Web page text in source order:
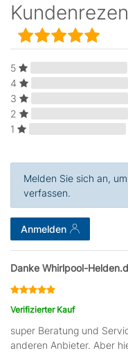
5
4
3
2
1
Melden Sie sich an,
verfassen.
Anmelden
Danke Whirlpool-
Verifizierter Kauf
super Beratung und
anderen Anbieter. Aber